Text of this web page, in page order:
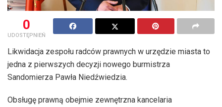
0
UDOSTĘPNIEŃ
Likwidacja zespołu radców prawnych w urzędzie miasta to
jedna z pierwszych decyzji nowego burmistrza
Sandomierza Pawła Niedźwiedzia.
Obsługę prawną obejmie zewnętrzna kancelaria